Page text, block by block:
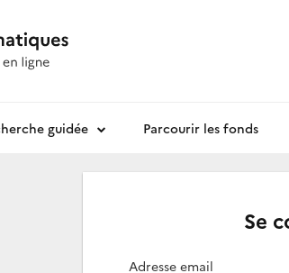
guidée Parcourir les fonds
Se
Adresse email